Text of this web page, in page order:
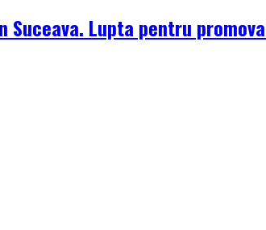
Suceava. Lupta pentru